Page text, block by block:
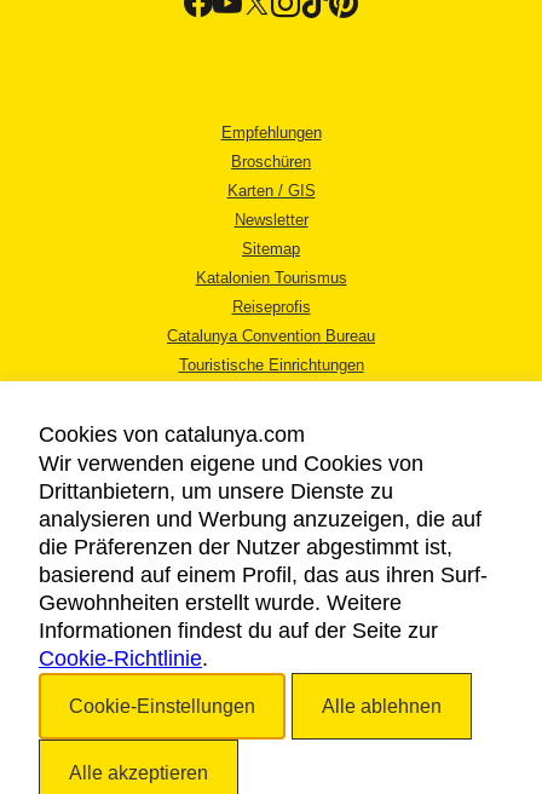
Empfehlungen
Broschüren
Karten / GIS
Newsletter
Sitemap
Katalonien Tourismus
Reiseprofis
Catalunya Convention Bureau
Touristische Einrichtungen
RECHTLICHER HINWEIS
DATENSCHUTZICHTLINIE
COOKIES
BARRIEREFREIHEIT
Cookies von catalunya.com
Wir verwenden eigene und Cookies von
Drittanbietern, um unsere Dienste zu
analysieren und Werbung anzuzeigen, die auf
die Präferenzen der Nutzer abgestimmt ist,
basierend auf einem Profil, das aus ihren Surf-
Gewohnheiten erstellt wurde. Weitere
Informationen findest du auf der Seite zur
Cookie-Richtlinie.
Cookie-Einstellungen Alle ablehnen
Alle akzeptieren